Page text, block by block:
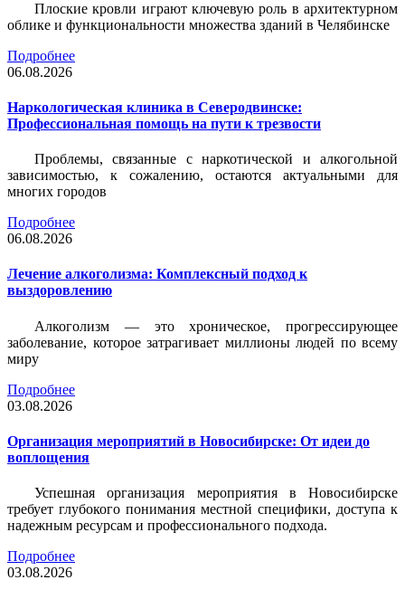
Плоские кровли играют ключевую роль в архитектурном
облике и функциональности множества зданий в Челябинске
Подробнее
06.08.2026
Наркологическая клиника в Северодвинске:
Профессиональная помощь на пути к трезвости
Проблемы, связанные с наркотической и алкогольной
зависимостью, к сожалению, остаются актуальными для
многих городов
Подробнее
06.08.2026
Лечение алкоголизма: Комплексный подход к
выздоровлению
Алкоголизм — это хроническое, прогрессирующее
заболевание, которое затрагивает миллионы людей по всему
миру
Подробнее
03.08.2026
Организация мероприятий в Новосибирске: От идеи до
воплощения
Успешная организация мероприятия в Новосибирске
требует глубокого понимания местной специфики, доступа к
надежным ресурсам и профессионального подхода.
Подробнее
03.08.2026